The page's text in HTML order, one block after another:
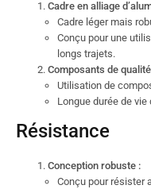
Cadre en alliage
Cadre léger mais
Conçu pour une
longs trajets.
Composants de
Utilisation de
Longue durée de
Résistance
Conception robuste :
Conçu pour résister